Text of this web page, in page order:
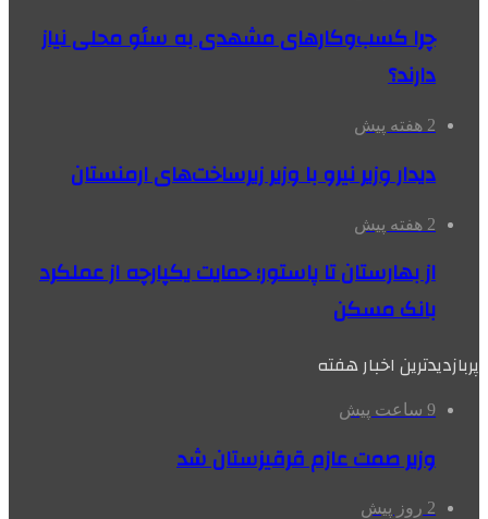
چرا کسب‌وکارهای مشهدی به سئو محلی نیاز
دارند؟
2 هفته پیش
دیدار وزیر نیرو با وزیر زیرساخت‌های ارمنستان
2 هفته پیش
از بهارستان تا پاستور؛ حمایت یکپارچه از عملکرد
بانک مسکن
پربازدیدترین اخبار هفته
9 ساعت پیش
وزیر صمت عازم قرقیزستان شد
2 روز پیش